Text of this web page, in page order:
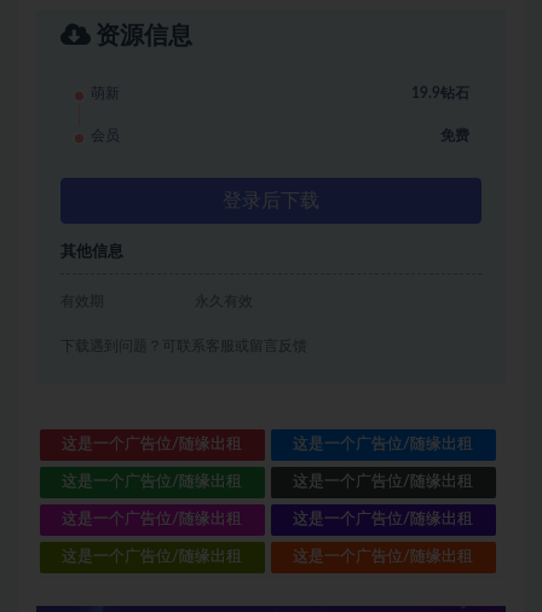
资源信息
萌新 19.9钻石
会员 免费
登录后下载
其他信息
有效期 永久有效
下载遇到问题？可联系客服或留言反馈
这是一个广告位/随缘出租 这是一个广告位/随缘出租
这是一个广告位/随缘出租 这是一个广告位/随缘出租
这是一个广告位/随缘出租 这是一个广告位/随缘出租
这是一个广告位/随缘出租 这是一个广告位/随缘出租